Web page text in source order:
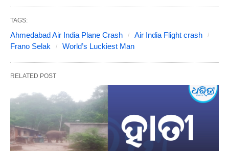
TAGS:
Ahmedabad Air India Plane Crash
Air India Flight crash
Frano Selak
World’s Luckiest Man
RELATED POST